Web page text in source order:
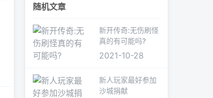
随机文章
新开传奇:无伤刷怪
真的有可能吗?
2021-10-28
新人玩家最好参加
沙城捐献